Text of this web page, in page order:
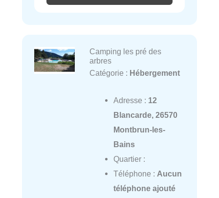
Camping les pré des
arbres
Catégorie : Hébergement
Adresse : 12
Blancarde, 26570
Montbrun-les-
Bains
Quartier :
Téléphone : Aucun
téléphone ajouté